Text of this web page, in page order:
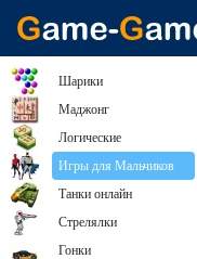
Шарики
Маджонг
Логические
Игры для Мальчиков
Танки онлайн
Стрелялки
Гонки